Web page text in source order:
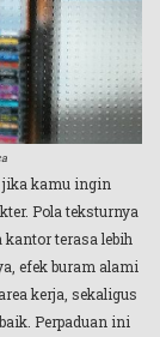
jika kamu ingin
Pola teksturnya
terasa lebih
efek buram alami
kerja, sekaligus
Perpaduan ini